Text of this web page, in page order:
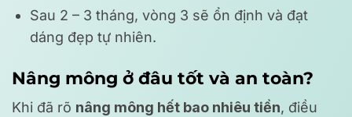
Sau 2 – 3 tháng, vòng 3 sẽ ổn định và đạt
dáng đẹp tự nhiên.
Nâng mông ở đâu tốt và an toàn?
Khi đã rõ nâng mông hết bao nhiêu tiền, điều